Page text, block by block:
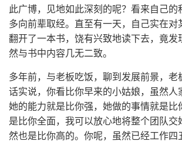
此广博，见地如此深刻的呢？看来自己的
多向前辈取经。直至有一天，自己实在对
翻开了一本书，饶有兴致地读下去，竟发
然与书中内容几无二致。
多年前，与老板吃饭，聊到发展前景，老
话实说，你看比你早来的小姑娘，虽然人
她的能力就是比你强，她做的事情就是比
是比你全面，我可以放心地将整个团队交
然也是比你高的。你呢，虽然已经工作四